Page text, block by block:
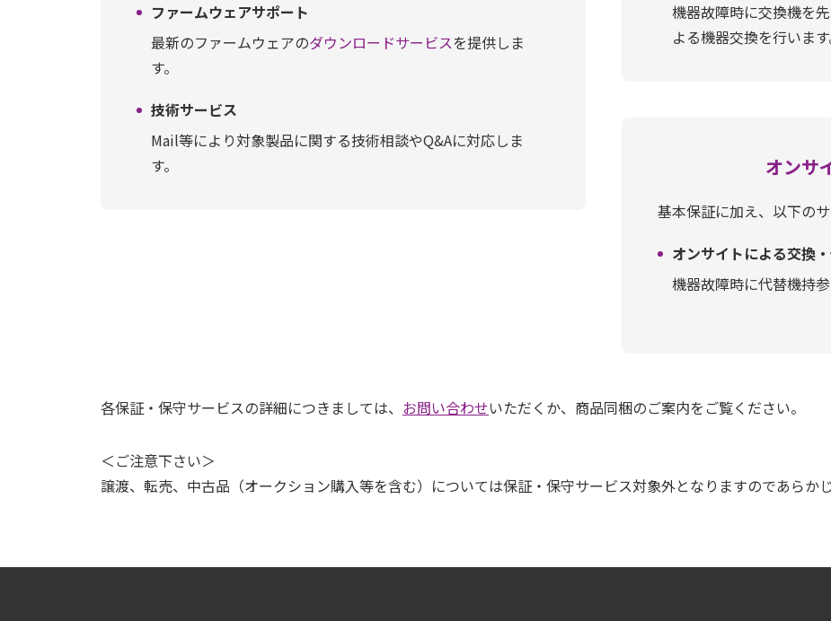
ファームウェアサポート
最新のファームウェアのダウンロードサービスを提供しま
す。
技術サービス
Mail等により対象製品に関する技術相談やQ&Aに対応しま
す。
機器故障時に交換機を
よる機器交換を行います
オンサ
基本保証に加え、以下の
オンサイトによる交換
機器故障時に代替機持
各保証・保守サービスの詳細につきましては、 お問い合わせいただくか、商品同梱のご案内をご覧ください。
＜ご注意下さい＞
譲渡、転売、中古品（オークション購入等を含む）については保証・保守サービス対象外となりますのであらか